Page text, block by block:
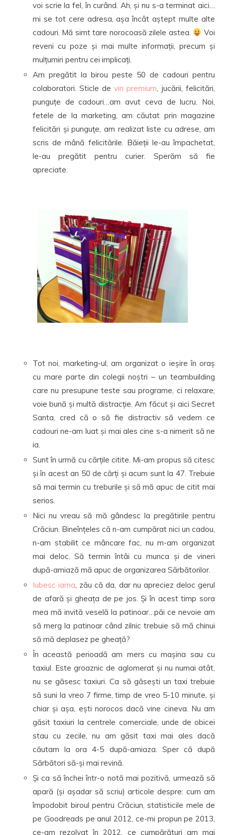
voi scrie la fel, în curând. Ah, și nu s-a terminat aici…
mi se tot cere adresa, așa încât aștept multe alte
cadouri. Mă simt tare norocoasă zilele astea.
Voi
reveni cu poze și mai multe informații, precum și
mulțumiri pentru cei implicați.
Am pregătit la birou peste 50 de cadouri pentru
colaboratori. Sticle de vin premium, jucării, felicitări,
punguțe de cadouri…am avut ceva de lucru. Noi,
fetele de la marketing, am căutat prin magazine
felicitări și punguțe, am realizat liste cu adrese, am
scris de mână felicitările. Băieții le-au împachetat,
le-au pregătit pentru curier. Sperăm să fie
apreciate.
Tot noi, marketing-ul, am organizat o ieșire în oraș
cu mare parte din colegii noștri – un teambuilding
care nu presupune teste sau programe, ci relaxare,
voie bună și multă distracție. Am făcut și aici Secret
Santa, cred că o să fie distractiv să vedem ce
cadouri ne-am luat și mai ales cine s-a nimerit să ne
ia.
Sunt în urmă cu cărțile citite. Mi-am propus să citesc
și în acest an 50 de cărți și acum sunt la 47. Trebuie
să mai termin cu treburile și să mă apuc de citit mai
serios.
Nici nu vreau să mă gândesc la pregătirile pentru
Crăciun. Bineînțeles că n-am cumpărat nici un cadou,
n-am stabilit ce mâncare fac, nu m-am organizat
mai deloc. Să termin întâi cu munca și de vineri
după-amiază mă apuc de organizarea Sărbătorilor.
Iubesc iarna, zău că da, dar nu apreciez deloc gerul
de afară și gheața de pe jos. Și în acest timp sora
mea mă invită veselă la patinoar…păi ce nevoie am
să merg la patinoar când zilnic trebuie să mă chinui
să mă deplasez pe gheață?
În această perioadă am mers cu mașina sau cu
taxiul. Este groaznic de aglomerat și nu numai atât,
nu se găsesc taxiuri. Ca să găsești un taxi trebuie
să suni la vreo 7 firme, timp de vreo 5-10 minute, și
chiar și așa, ești norocos dacă vine cineva. Nu am
găsit taxiuri la centrele comerciale, unde de obicei
stau cu zecile, nu am găsit taxi mai ales dacă
căutam la ora 4-5 după-amiaza. Sper că după
Sărbători să-și mai revină.
Și ca să închei într-o notă mai pozitivă, urmează să
apară (și așadar să scriu) articole despre: cum am
împodobit biroul pentru Crăciun, statisticile mele de
pe Goodreads pe anul 2012, ce-mi propun pe 2013,
ce-am rezolvat în 2012, ce cumpărături am mai